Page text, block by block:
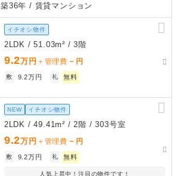
築36年 / 賃貸マンション
イチオシ物件
2LDK / 51.03m² / 3階
9.2万円 ＋管理費 － 円
敷 9.2万円 礼 無料
NEW イチオシ物件
2LDK / 49.41m² / 2階 / 303号室
9.2万円 ＋管理費 － 円
敷 9.2万円 礼 無料
人気上昇中！注目の物件です！